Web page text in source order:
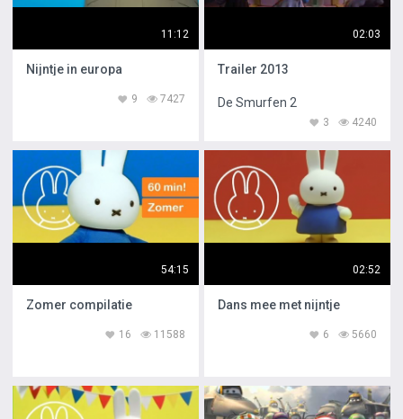
11:12
Nijntje in europa
7427
9
02:03
Trailer 2013
De Smurfen 2
4240
3
54:15
Zomer compilatie
11588
16
02:52
Dans mee met nijntje
5660
6